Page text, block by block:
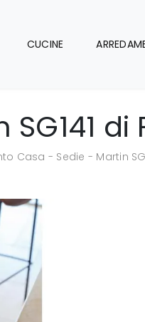
CUCINE
di
Casa - Sedie - Martin